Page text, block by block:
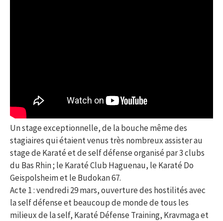
Un stage exceptionnelle, de la bouche même des
stagiaires qui étaient venus très nombreux assister au
stage de Karaté et de self défense organisé par 3 clubs
du Bas Rhin ; le Karaté Club Haguenau, le Karaté Do
Geispolsheim et le Budokan 67.
Acte 1 : vendredi 29 mars, ouverture des hostilités avec
la self défense et beaucoup de monde de tous les
milieux de la self, Karaté Défense Training, Kravmaga et